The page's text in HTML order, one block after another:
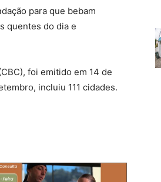
para que bebam
quentes do dia e
foi emitido em 14 de
incluiu 111 cidades.